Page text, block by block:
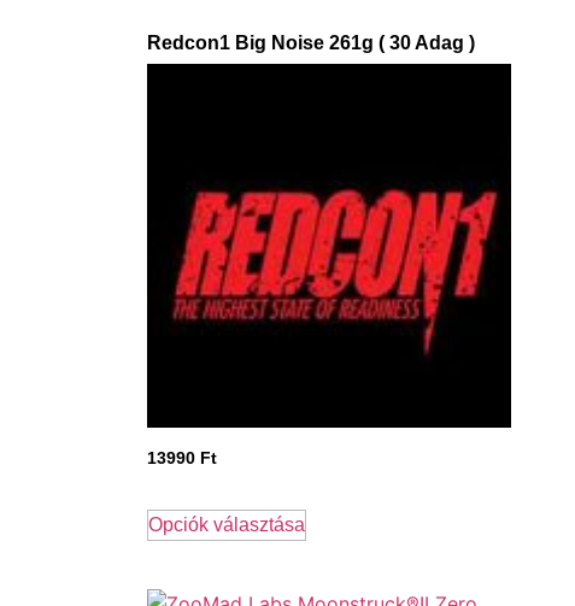
Redcon1 Big Noise 261g ( 30 Adag )
13990 Ft
Opciók választása